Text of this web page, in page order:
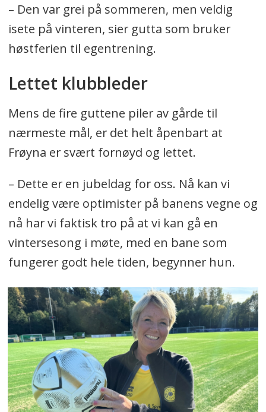
– Den var grei på sommeren, men veldig
isete på vinteren, sier gutta som bruker
høstferien til egentrening.
Lettet klubbleder
Mens de fire guttene piler av gårde til
nærmeste mål, er det helt åpenbart at
Frøyna er svært fornøyd og lettet.
– Dette er en jubeldag for oss. Nå kan vi
endelig være optimister på banens vegne og
nå har vi faktisk tro på at vi kan gå en
vintersesong i møte, med en bane som
fungerer godt hele tiden, begynner hun.